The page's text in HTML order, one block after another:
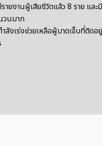
ายงานผู้เสียชีวิตแล้ว 8 ราย และ
วนมาก
ำลังเร่งช่วยเหลือผู้บาดเจ็บที่ติดอ